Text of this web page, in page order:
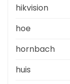
hikvision
hoe
hornbach
huis